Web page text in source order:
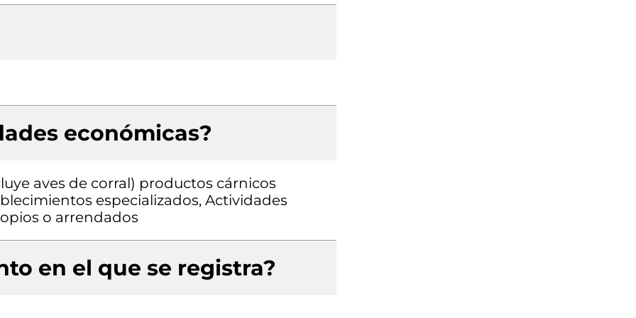
económicas?
aves de corral) productos cárnicos
especializados, Actividades
o arrendados
en el que se registra?